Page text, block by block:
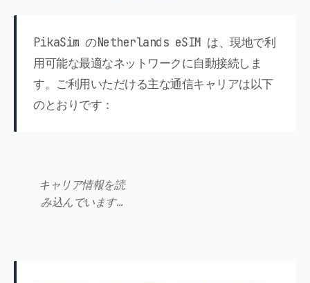
PikaSim のNetherlands eSIM は、現地で利
用可能な最適なネットワークに自動接続しま
す。ご利用いただける主な通信キャリアは以下
のとおりです：
キャリア情報を読
み込んでいます…